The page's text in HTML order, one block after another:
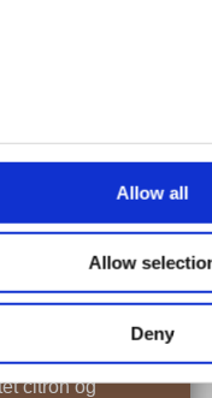
Allow all
Allow
Deny
- sep)
ildsjæle
citron og